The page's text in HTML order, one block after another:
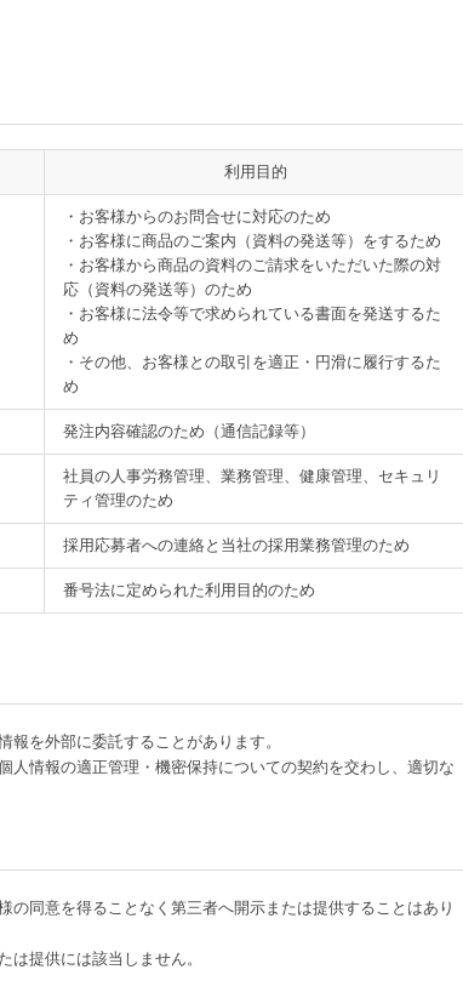
利用目的
・お客様からのお問合せに対応のため
・お客様に商品のご案内（資料の発送等）をするため
・お客様から商品の資料のご請求をいただいた際の対
応（資料の発送等）のため
・お客様に法令等で求められている書面を発送するた
め
・その他、お客様との取引を適正・円滑に履行するた
め
発注内容確認のため（通信記録等）
社員の人事労務管理、業務管理、健康管理、セキュリ
ティ管理のため
採用応募者への連絡と当社の採用業務管理のため
番号法に定められた利用目的のため
を外部に委託することがあります。
人情報の適正管理・機密保持についての契約を交わし、適切な
の同意を得ることなく第三者へ開示または提供することはあり
は提供には該当しません。